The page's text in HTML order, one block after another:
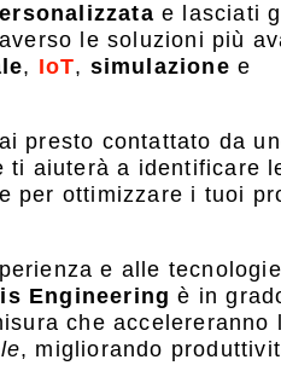
e lasciati
le soluzioni più
, IoT, simulazione e
presto contattato da
ti aiuterà a identificare
per ottimizzare i tuoi
e alle tecnologie
Engineering è in
che accelereranno
, migliorando